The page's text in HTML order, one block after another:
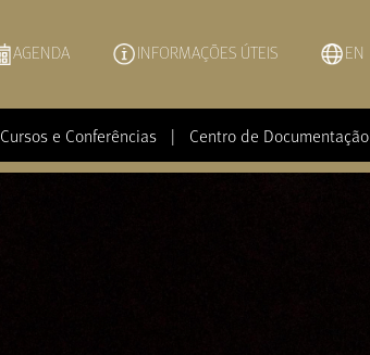
AGENDA INFORMAÇÕES ÚTEIS EN
Cursos e Conferências Centro de Documentação